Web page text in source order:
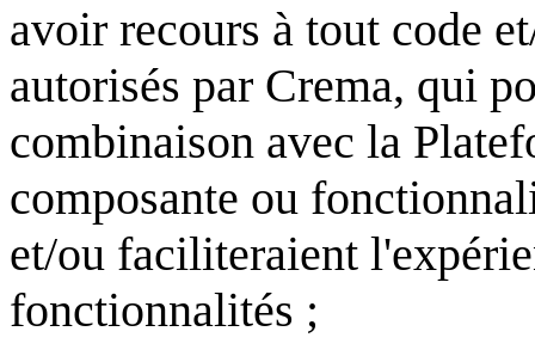
avoir recours à tout code
autorisés par Crema, qui
combinaison avec la
composante ou
et/ou faciliteraient
fonctionnalités ;